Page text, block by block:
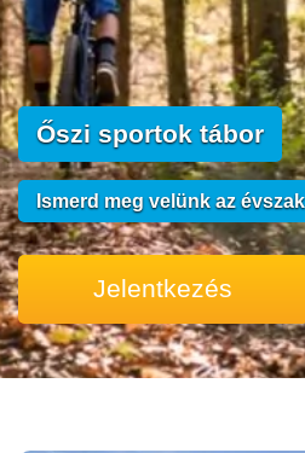
Őszi sportok tábor
Ismerd meg velünk az
Jelentkezés